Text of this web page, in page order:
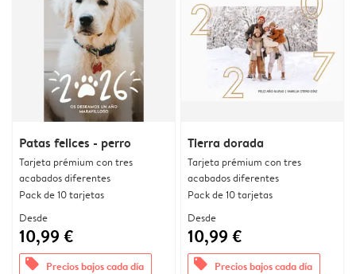
Patas felices - perro
Tarjeta prémium con tres
acabados diferentes
Pack de 10 tarjetas
Desde
10,99 €
offers Precios bajos cada día
Tierra dorada
Tarjeta prémium con tres
acabados diferentes
Pack de 10 tarjetas
Desde
10,99 €
offers Precios bajos cada día